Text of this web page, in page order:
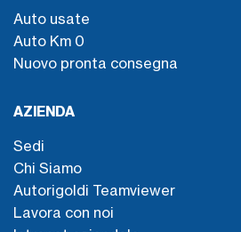
Auto usate
Auto Km 0
Nuovo pronta consegna
AZIENDA
Sedi
Chi Siamo
Autorigoldi Teamviewer
Lavora con noi